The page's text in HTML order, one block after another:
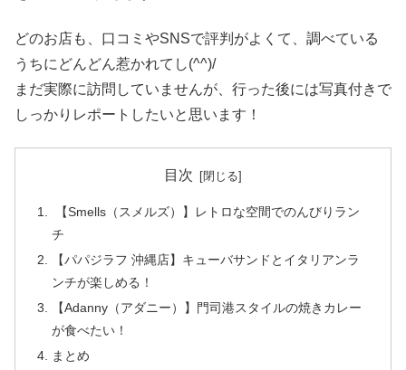
どのお店も、口コミやSNSで評判がよくて、調べている
うちにどんどん惹かれてし(^^)/
まだ実際に訪問していませんが、行った後には写真付きで
しっかりレポートしたいと思います！
目次
【Smells（スメルズ）】レトロな空間でのんびりラン
チ
【パパジラフ 沖縄店】キューバサンドとイタリアンラ
ンチが楽しめる！
【Adanny（アダニー）】門司港スタイルの焼きカレー
が食べたい！
まとめ